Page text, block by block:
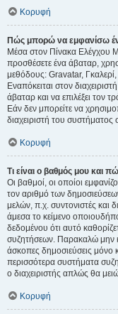
Κορυφή
Πώς μπορώ να εμφανίσω
Μέσα στον Πίνακα Ελέγχου
προσθέσετε ένα άβαταρ,
μεθόδους: Gravatar,
Εναπόκειται στον
άβαταρ και να επιλέξει τον
Εάν δεν μπορείτε να
διαχειριστή του συστήματος
Κορυφή
Τι είναι ο βαθμός μου και
Οι βαθμοί, οι οποίοι
τον αριθμό των
μελών, π.χ. συντονιστές και
άμεσα το κείμενο
δεδομένου ότι αυτό
συζητήσεων. Παρακαλώ μην
άσκοπες δημοσιεύσεις μόνο
περισσότερα συστήματα
ο διαχειριστής απλώς θα
Κορυφή